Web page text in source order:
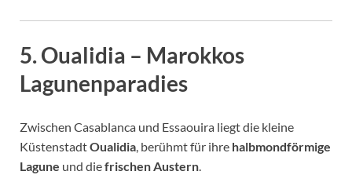
5.Oualidia – Marokkos
Lagunenparadies
Zwischen Casablanca und Essaouira liegt die kleine
KüstenstadtOualidia, berühmt für ihre halbmondförmige
Lagune und diefrischen Austern.